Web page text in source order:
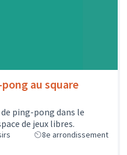
au square
ping-pong dans le
de jeux libres.
8e arrondissement